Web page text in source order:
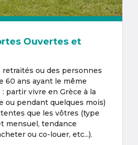
Ouvertes et
ou des personnes
60 ans ayant le même
partir vivre en Grèce à la
ou pendant quelques mois)
que les vôtres (type
mensuel, tendance
ou co-louer, etc...).